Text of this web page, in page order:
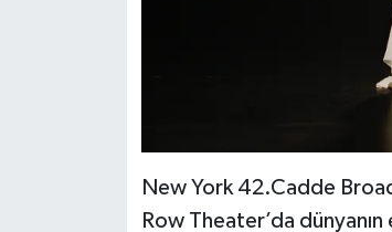
New York 42.Cadde
Row Theater’da